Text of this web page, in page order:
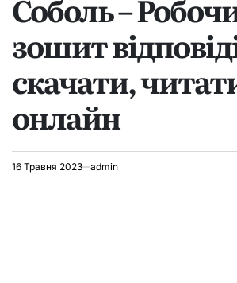
Соболь –
зошит
скачати,
онлайн
16 Травня 2023 admin